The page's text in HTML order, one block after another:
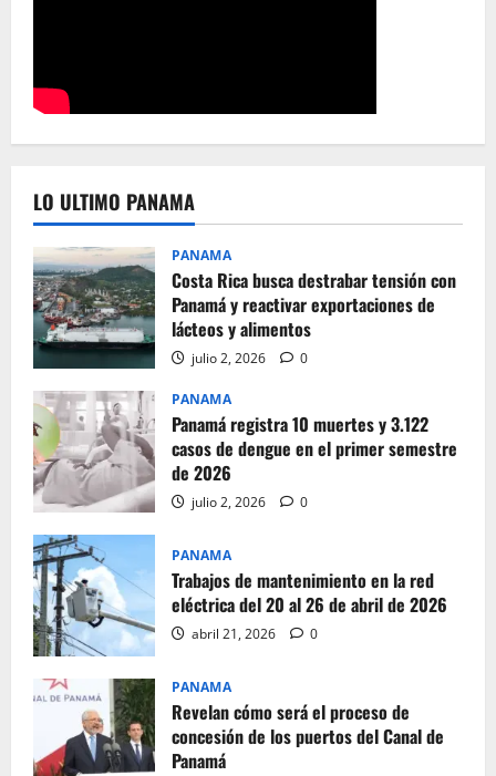
LO ULTIMO PANAMA
PANAMA
Costa Rica busca destrabar tensión con
Panamá y reactivar exportaciones de
lácteos y alimentos
julio 2, 2026 0
PANAMA
Panamá registra 10 muertes y 3.122
casos de dengue en el primer semestre
de 2026
julio 2, 2026 0
PANAMA
Trabajos de mantenimiento en la red
eléctrica del 20 al 26 de abril de 2026
abril 21, 2026 0
PANAMA
Revelan cómo será el proceso de
concesión de los puertos del Canal de
Panamá